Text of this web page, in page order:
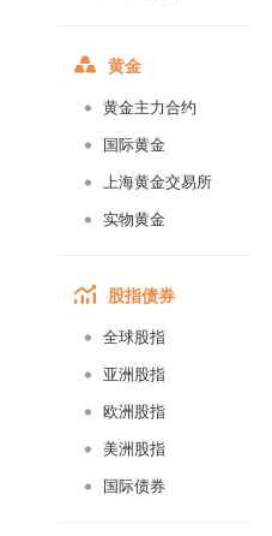
黄金
黄金主力合约
国际黄金
上海黄金交易所
实物黄金
股指债券
全球股指
亚洲股指
欧洲股指
美洲股指
国际债券